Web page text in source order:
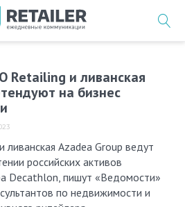
Retailing и ливанская
на бизнес
российских активов
Decathlon, пишут «Ведомости»
по недвижимости и